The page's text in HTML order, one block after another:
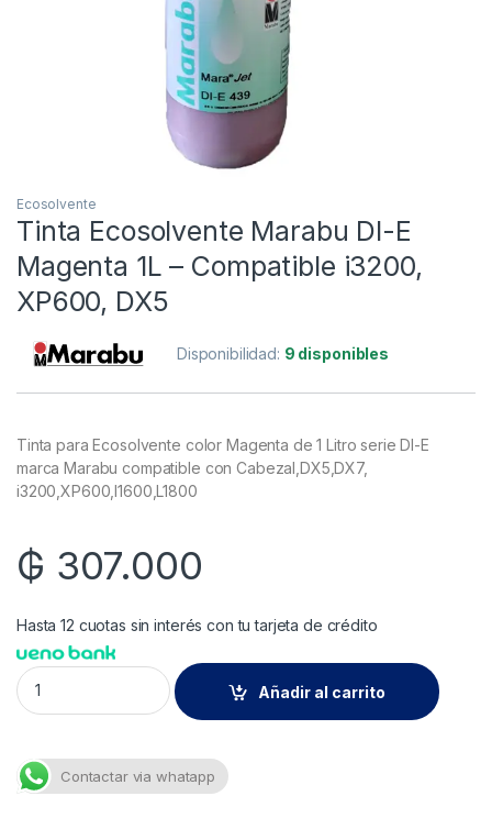
Ecosolvente
Tinta Ecosolvente Marabu DI-E
Magenta 1L – Compatible i3200,
XP600, DX5
Disponibilidad: 9 disponibles
Tinta para Ecosolvente color Magenta de 1 Litro serie DI-E
marca Marabu compatible con Cabezal,DX5,DX7,
i3200,XP600,I1600,L1800
₲ 307.000
Hasta 12 cuotas sin interés con tu tarjeta de crédito
Tinta Ecosolvente Marabu DI-E Magenta 1L – Compatible
Añadir al carrito
Contactar via whatapp